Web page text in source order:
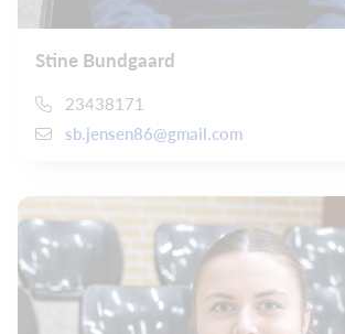
Stine Bundgaard
23438171
sb.jensen86@gmail.com